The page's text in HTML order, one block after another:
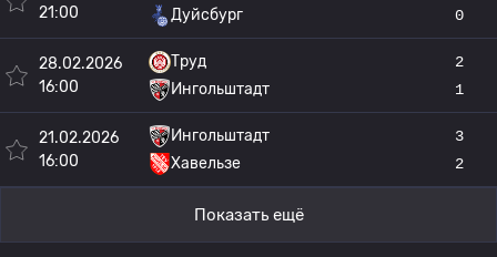
21:00
Дуйсбург
0
28.02.2026
16:00
Труд
Ингольштадт
2
1
21.02.2026
16:00
Ингольштадт
Хавельзе
3
2
Показать ещё